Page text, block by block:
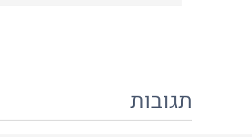
תגובות